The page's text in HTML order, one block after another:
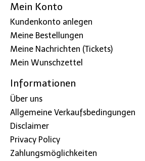
Mein Konto
Kundenkonto anlegen
Meine Bestellungen
Meine Nachrichten (Tickets)
Mein Wunschzettel
Informationen
Über uns
Allgemeine Verkaufsbedingungen
Disclaimer
Privacy Policy
Zahlungsmöglichkeiten